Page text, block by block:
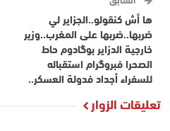
ها أش كنقولو..الجزاير لي
ضربها..ضربها على المغرب..وزير
خارجية الدزاير بوگادوم حاط
الصحرا فبروگرام استقباله
للسفراء أجداد فدولة العسكر..
تعليقات الزوار